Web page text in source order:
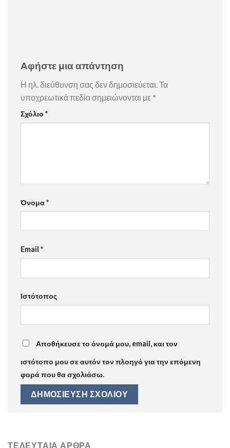
Αφήστε μια απάντηση
Η ηλ. διεύθυνση σας δεν δημοσιεύεται.Τα
υποχρεωτικά πεδία σημειώνονται με *
Σχόλιο *
Όνομα*
Email *
Ιστότοπος
Αποθήκευσε το όνομά μου, email, και τον
ιστότοπο μου σε αυτόν τον πλοηγό για την επόμενη
φορά που θα σχολιάσω.
ΤΕΛΕΥΤΑΊΑ ΆΡΘΡΑ